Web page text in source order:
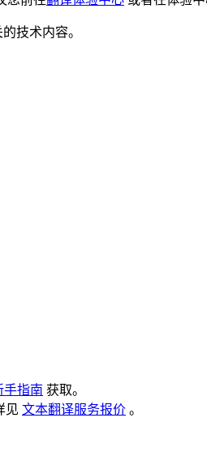
技术内容。
手指南 获取。
见 文本翻译服务报价 。